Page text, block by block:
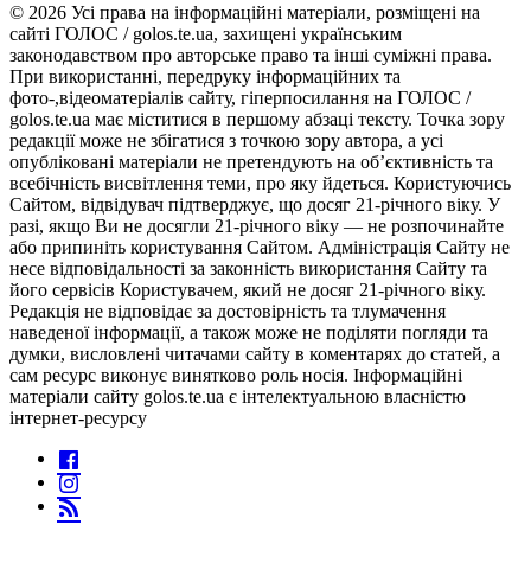
© 2026 Усі права на інформаційні матеріали, розміщені на
сайті ГОЛОС / golos.te.ua, захищені українським
законодавством про авторське право та інші суміжні права.
При використанні, передруку інформаційних та
фото-,відеоматеріалів сайту, гіперпосилання на ГОЛОС /
golos.te.ua має міститися в першому абзаці тексту. Точка зору
редакції може не збігатися з точкою зору автора, а усі
опубліковані матеріали не претендують на об’єктивність та
всебічність висвітлення теми, про яку йдеться. Користуючись
Сайтом, відвідувач підтверджує, що досяг 21-річного віку. У
разі, якщо Ви не досягли 21-річного віку — не розпочинайте
або припиніть користування Сайтом. Адміністрація Сайту не
несе відповідальності за законність використання Сайту та
його сервісів Користувачем, який не досяг 21-річного віку.
Редакція не відповідає за достовірність та тлумачення
наведеної інформації, а також може не поділяти погляди та
думки, висловлені читачами сайту в коментарях до статей, а
сам ресурс виконує винятково роль носія. Інформаційні
матеріали сайту golos.te.ua є інтелектуальною власністю
інтернет-ресурсу